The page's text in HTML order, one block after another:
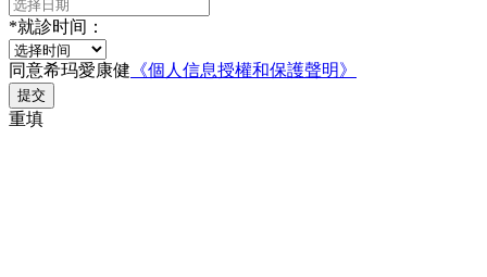
*就診时间：
同意希玛愛康健 《個人信息授權和保護聲明》
提交
重填